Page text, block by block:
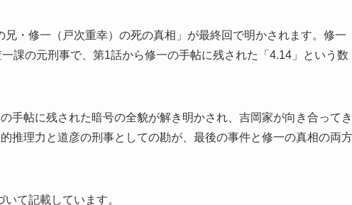
・修一（戸次重幸）の死の真相」が最終回で明かされます。修一
課の元刑事で、第1話から修一の手帖に残された「4.14」という数
手帖に残された暗号の全貌が解き明かされ、吉岡家が向き合ってき
推理力と道彦の刑事としての勘が、最後の事件と修一の真相の両方
て記載しています。